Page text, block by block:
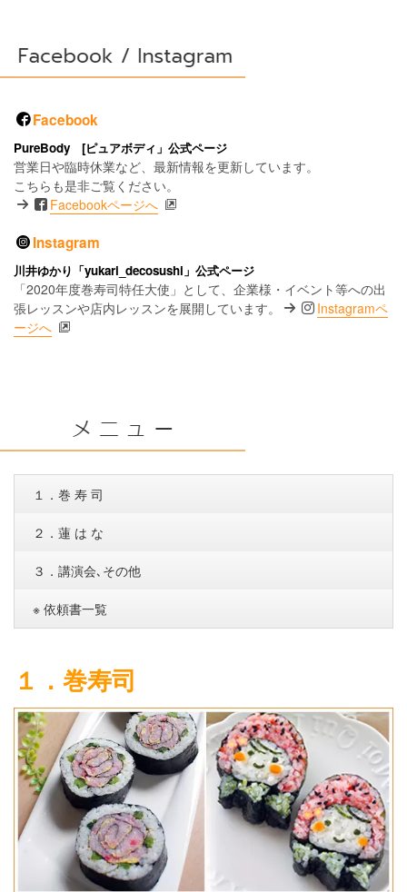
Facebook
PureBody [ピュアボディ」公式ページ
営業日や臨時休業など、最新情報を更新しています。
こちらも是非ご覧ください。
Facebookページへ
Instagram
川井ゆかり「yukari_decosushi」公式ページ
「2020年度巻寿司特任大使」として、企業様・イベント等への出
張レッスンや店内レッスンを展開しています。
Instagramペ
ージへ
１．巻 寿 司
２．蓮 は な
３．講演会､その他
※ 依頼書一覧
１．巻寿司